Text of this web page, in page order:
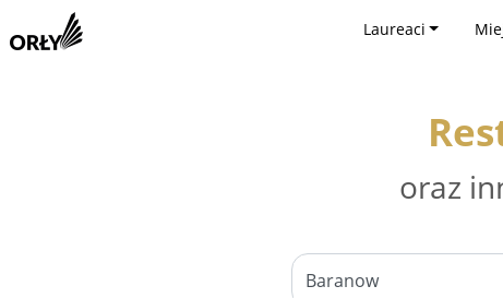
Laureaci
oraz